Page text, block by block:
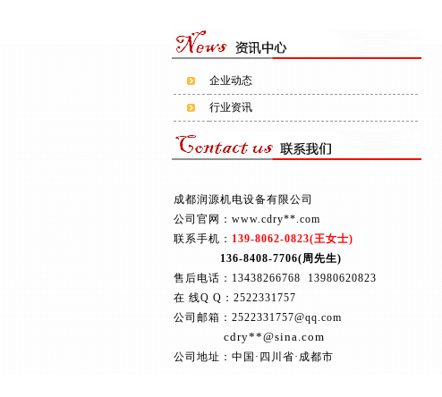
企业动态
行业资讯
成都润源机电设备有限公司
公司官网：www.cdry**.com
联系手机： 139-8062-0823(王女士)
136-8408-7706(周先生)
售后电话：13438266768 13980620823
在 线Q Q：2522331757
公司邮箱：2522331757@qq.com
cdry**@sina.com
公司地址：中国·四川省·成都市